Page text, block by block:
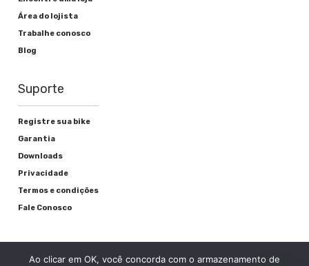
Área do lojista
Trabalhe conosco
Blog
Suporte
Registre sua bike
Garantia
Downloads
Privacidade
Termos e condições
Fale Conosco
Ao clicar em OK, você concorda com o armazenamento de